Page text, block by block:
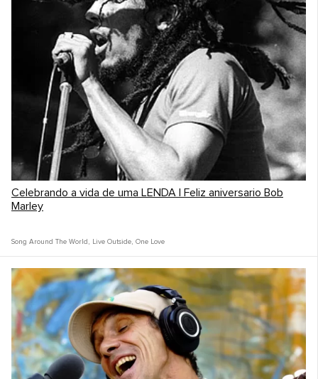
Celebrando a vida de uma LENDA | Feliz aniversario Bob
Marley
Song Around The World , Live Outside, One Love